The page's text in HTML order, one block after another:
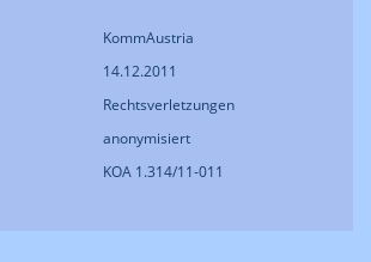
KommAustria
14.12.2011
Rechtsverletzungen
anonymisiert
KOA 1.314/11-011